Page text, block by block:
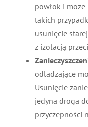
powłok i
takich
usunięcie
z izolacją
odladzające
Usunięcie
jedyna droga
przyczepności